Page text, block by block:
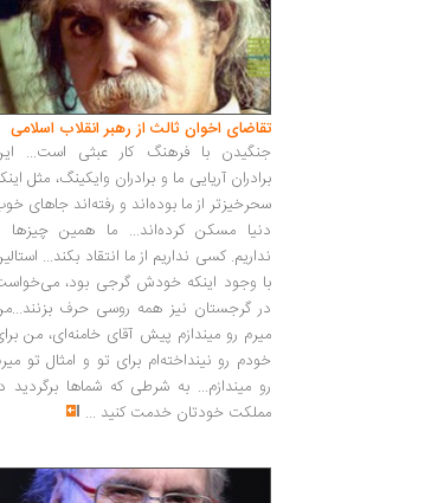
تقاضای اخوان ثالث از رهبر انقلاب اسلامی
جنگیدن با فرهنگ کار عبثی است...
برادران آریایی ما و برادران وایکینگ، مثل
سحرخیزتر از ما بوده‌اند و رفته‌اند جاهای
دنیا مسکن کرده‌اند... ما همین چیزها
نداریم. کسی نداریم از ما انتقاد بکند...
با وجود اینکه خودش گرجی بود،
در گرجستان نیز همه روسی حرف
میرم رو میندازم پیش آقای خامنه‌ای، من
خودم رو نینداخته‌ام برای تو و امثال تو
رو میندازم... به شرطی که شماها برگردید
مملکت خودتان خدمت کنید ...